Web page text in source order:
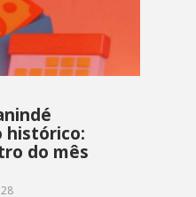
histórico:
do mês